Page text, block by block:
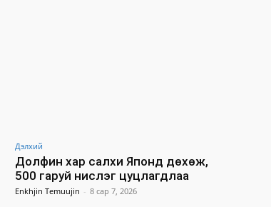
Дэлхий
Долфин хар салхи Японд дөхөж,
500 гаруй нислэг цуцлагдлаа
Enkhjin Temuujin - 8 сар 7, 2026